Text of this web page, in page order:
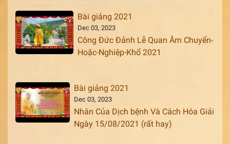
Bài giảng 2021
Dec 03, 2023
Công Đức Đảnh Lễ Quan Âm Chuyển-
Hoặc-Nghiệp-Khổ 2021
Bài giảng 2021
Dec 03, 2023
Nhân Của Dịch bệnh Và Cách Hóa Giải
Ngày 15/08/2021 (rất hay)